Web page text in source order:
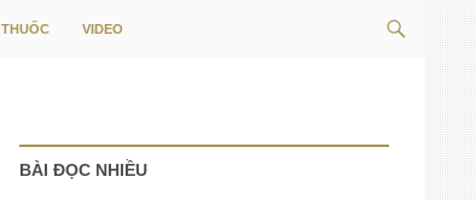
kiếm
THUỐC VIDEO
BÀI ĐỌC NHIỀU